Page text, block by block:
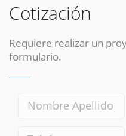
Cotización
Requiere realizar un
formulario.